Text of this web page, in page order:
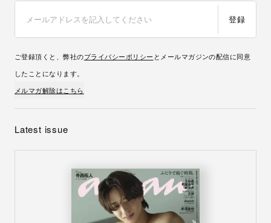
登録
ご登録頂くと、弊社のプライバシーポリシー とメールマガジンの配信に同意
したことになります。
メルマガ解除はこちら
Latest issue